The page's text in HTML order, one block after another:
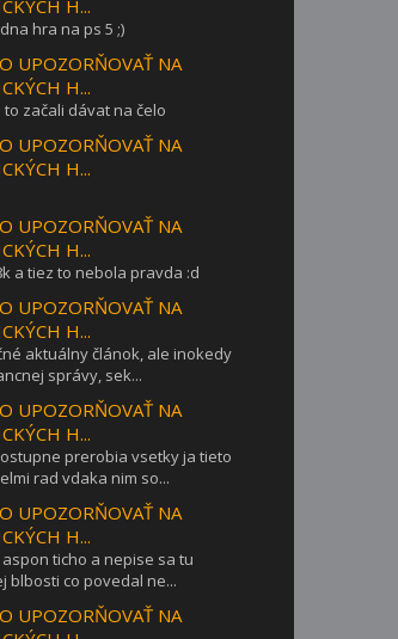
H...
hra na ps 5 ;)
UPOZORŇOVAŤ NA
H...
začali dávat na čelo
UPOZORŇOVAŤ NA
H...
UPOZORŇOVAŤ NA
H...
a tiez to nebola pravda :d
UPOZORŇOVAŤ NA
H...
aktuálny článok, ale inokedy
správy, sek...
UPOZORŇOVAŤ NA
H...
prerobia vsetky ja tieto
rad vdaka nim so...
UPOZORŇOVAŤ NA
H...
ticho a nepise sa tu
blbosti co povedal ne...
UPOZORŇOVAŤ NA